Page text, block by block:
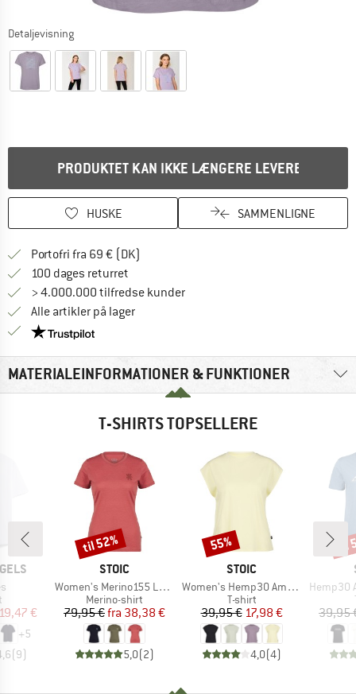
Detaljevisning
PRODUKTET KAN IKKE LÆNGERE LEVERES
HUSKE SAMMENLIGNE
Portofri fra 69 € (DK)
100 dages returret
> 4.000.000 tilfredse kunder
Alle artikler på lager
Vi er Trustpilot-certificeret - oplysningerne får du
MATERIALEINFORMATIONER & FUNKTIONER
T-SHIRTS TOPSELLERE
pris
€
+5
(9)
MÆRKE
STOIC
Artikel
Women's Merino155 LaholmSt. T-Shirt Daisy Flower
Produktgruppe
Merino-shirt
Pris
79,95 € Nedsat pris
fra 38,38 €
5,0(2)
Rabat
til 52%
MÆRKE
STOIC
Artikel
Women's Hemp30 AmalSt. Top II
Produktgruppe
T-shirt
Pris
39,95 €Nedsat pris
17,98 €
4,0(4)
Rabat
55%
Artikel
Hemp30
39,95